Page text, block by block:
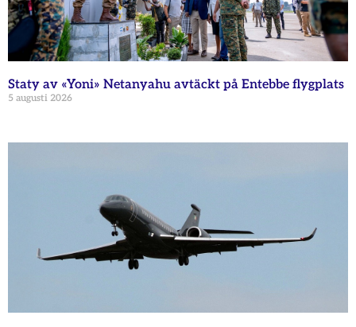
Staty av «Yoni» Netanyahu avtäckt på Entebbe flygplats
5 augusti 2026